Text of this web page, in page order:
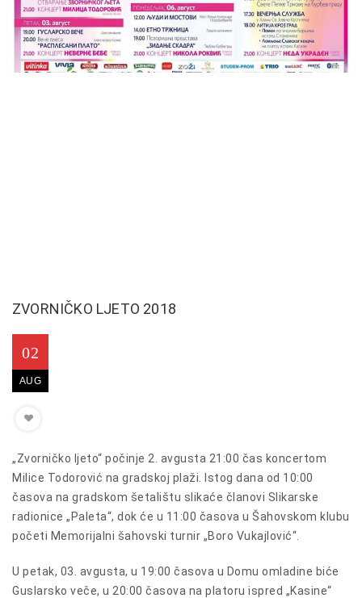
ZVORNIČKO LJETO 2018
02
AUG
„Zvorničko ljeto“ počinje 2. avgusta 21:00 čas koncertom
Milice Todorović na gradskoj plaži. Istog dana od 10:00
časova na gradskom šetalištu slikaće članovi Slikarske
radionice „Paleta“, dok će u 11:00 časova u Šahovskom klubu
početi Memorijalni šahovski turnir „Boro Vukajlović“.
U petak, 03. avgusta, u 19:00 časova u Domu omladine biće
Guslarsko veče, u 20:00 časova na platoru ispred „Kasine“